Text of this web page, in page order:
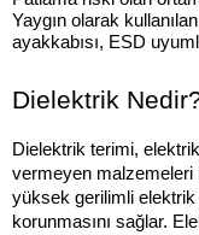
Yaygın olarak
ayakkabısı, ESD
Dielektrik
Dielektrik terimi,
vermeyen malzemeleri
yüksek gerilimli
korunmasını sağlar.